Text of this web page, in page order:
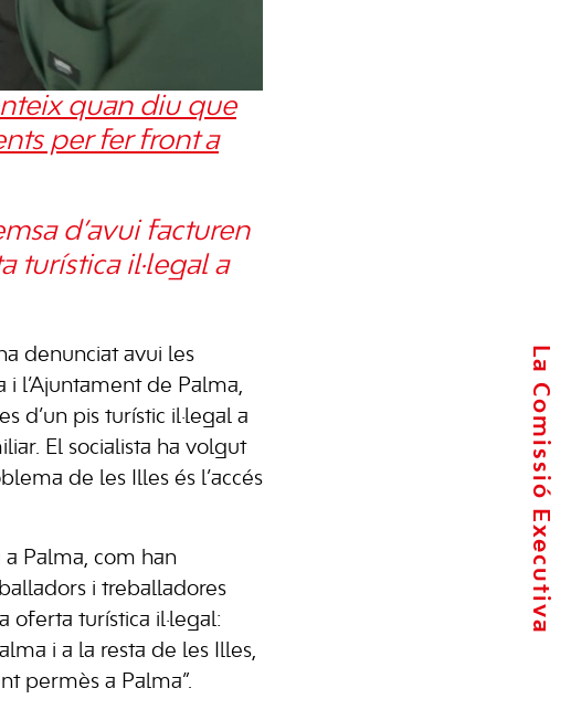
La Comissió Executiva
quan diu que
per fer front a
d’avui facturen
turística il·legal a
denunciat avui les
i l’Ajuntament de Palma,
d’un pis turístic il·legal a
El socialista ha volgut
de les Illes és l’accés
a Palma, com han
i treballadores
oferta turística il·legal:
i a la resta de les Illes,
permès a Palma”.